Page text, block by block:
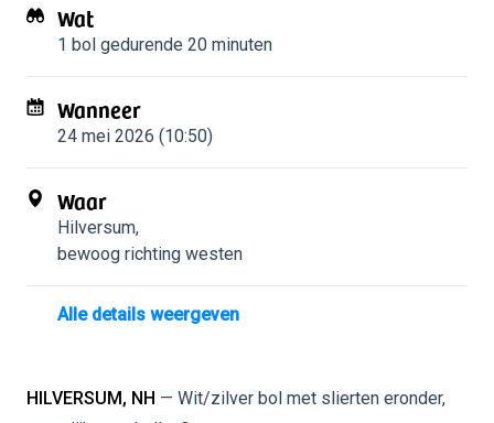
Wat
1 bol gedurende 20 minuten
Wanneer
24 mei 2026 (10:50)
Waar
Hilversum,
bewoog richting westen
Alle details weergeven
HILVERSUM, NH — Wit/zilver bol met slierten eronder,